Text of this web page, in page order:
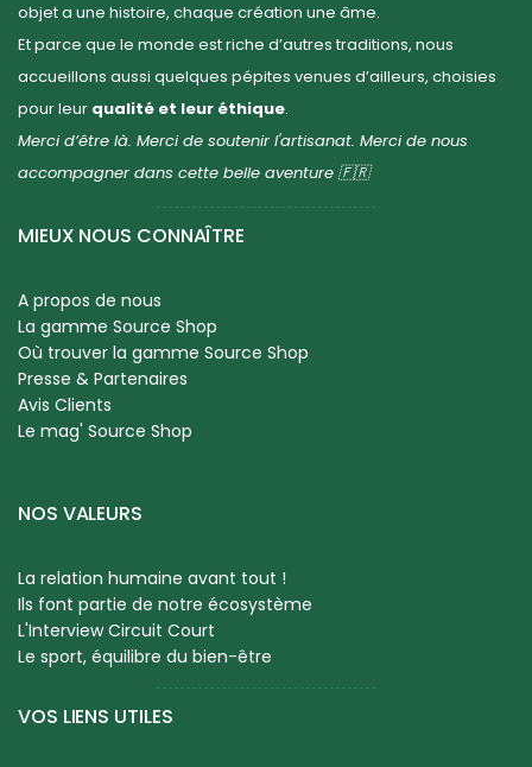
objet a une histoire, chaque création une âme.
Et parce que le monde est riche d’autres traditions, nous
accueillons aussi quelques pépites venues d’ailleurs, choisies
pour leur qualité et leur éthique.
Merci d’être là. Merci de soutenir l'artisanat. Merci de nous
accompagner dans cette belle aventure 🇫🇷
MIEUX NOUS CONNAÎTRE
A propos de nous
La gamme Source Shop
Où trouver la gamme Source Shop
Presse & Partenaires
Avis Clients
Le mag' Source Shop
NOS VALEURS
La relation humaine avant tout !
Ils font partie de notre écosystème
L'Interview Circuit Court
Le sport, équilibre du bien-être
VOS LIENS UTILES